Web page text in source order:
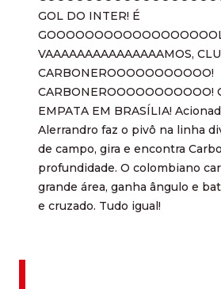
GOL DO INTER! É
VAAAAAAAAAAAAAAAMOS,
CARBONEROOOOOOOOOOO!
CARBONEROOOOOOOOOOO!
EMPATA EM BRASÍLIA!
Alerrandro faz o pivô na linha
de campo, gira e encontra
profundidade. O colombiano
grande área, ganha ângulo e
e cruzado. Tudo igual!